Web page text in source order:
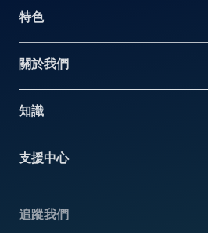
特色
關於我們
知識
支援中心
追蹤我們